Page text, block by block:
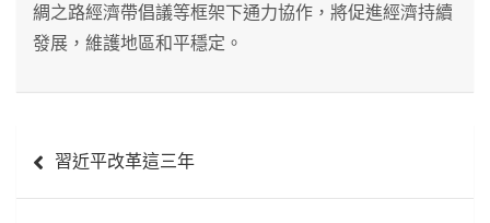
綢之路經濟帶倡議等框架下通力協作，將促進經濟持續
發展，維護地區和平穩定。
章
習近平改革這三年